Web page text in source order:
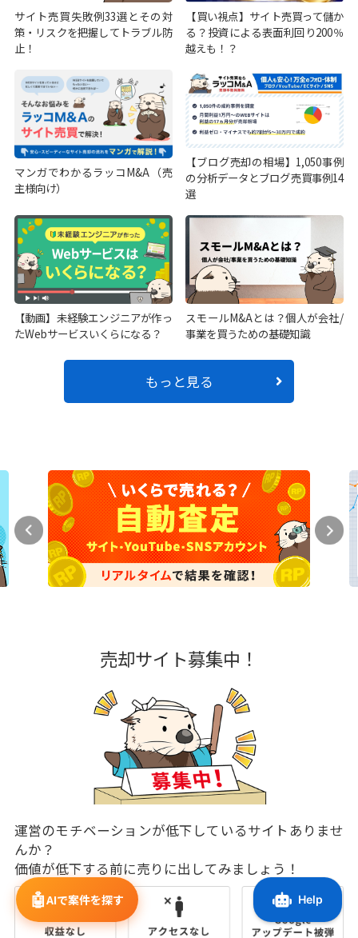
サイト売買失敗例33選とその対
策・リスクを把握してトラブル防
止！
【買い視点】サイト売買って儲か
る？投資による表面利回り200％
越えも！？
マンガでわかるラッコM&A（売
主様向け）
【ブログ売却の相場】1,050事例
の分析データとブログ売買事例14
選
【動画】未経験エンジニアが作っ
たWebサービスいくらになる？
スモールM&Aとは？個人が会社/
事業を買うための基礎知識
もっと見る
売却サイト募集中！
運営のモチベーションが低下しているサイトありませ
んか？
価値が低下する前に売りに出してみましょう！
🤖AIで案件を探す